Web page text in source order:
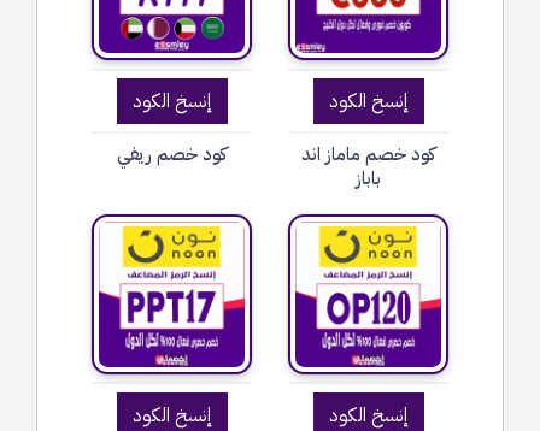
إنسخ الكود
كود خصم ماماز اند
باباز
إنسخ الكود
كود خصم ريفي
إنسخ الكود إنسخ الكود